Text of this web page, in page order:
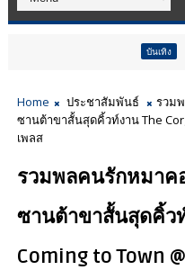
“เทียน-
Home ประชาสัมพันธ์
รวม
ซานต้าขาสั้นสุดคิ้วท์งาน The
เพลส
รวมพลคนรักหมาค
ซานต้าขาสั้นสุดคิ้ว
Coming to Town